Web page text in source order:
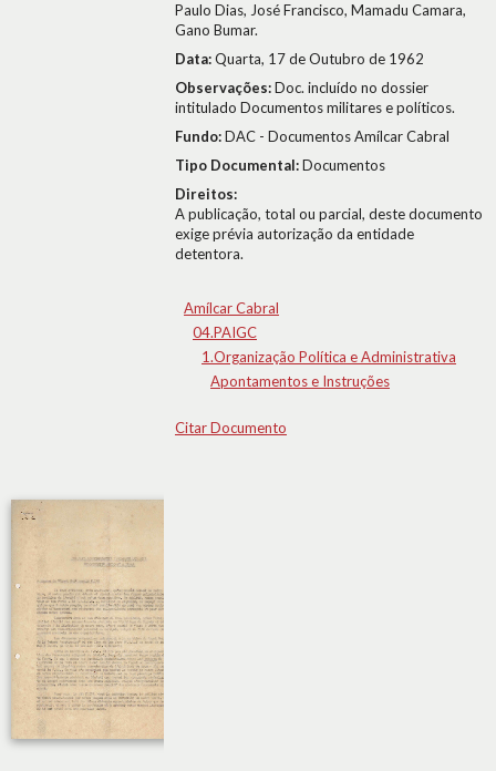
Paulo Dias, José Francisco, Mamadu Camara,
Gano Bumar.
Data:Quarta, 17 de Outubro de 1962
Observações:Doc. incluído no dossier
intitulado Documentos militares e políticos.
Fundo:DAC - Documentos Amílcar Cabral
Tipo Documental:Documentos
Direitos:
A publicação, total ou parcial, deste documento
exige prévia autorização da entidade
detentora.
Amílcar Cabral
04.PAIGC
1.Organização Política e Administrativa
Apontamentos e Instruções
Citar Documento